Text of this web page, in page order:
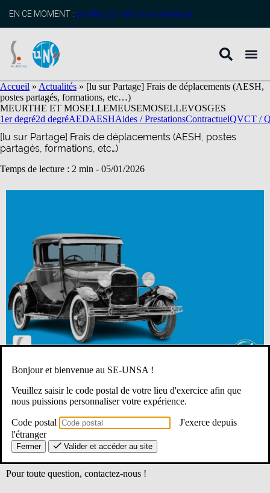
principal
EN CE MOMENT : profitez de l’adhésion anticipée
Accueil » Actualités » [lu sur Partage] Frais de déplacements (AESH,
postes partagés, formations, etc…)
MEURTHE ET MOSELLEMEUSEMOSELLEVOSGES
1er degré2d degréAEDAESHAides / PrestationsContractuelQVCT /
[lu sur Partage] Frais de déplacements (AESH, postes
partagés, formations, etc…)
Temps de lecture : 2 min - 05/01/2026
Vous trouverez ci-dessous une sélection d’articles lus sur Partage
pour vous aider à demander vos frais de déplacements selon votre
situation ( AESH, postes partagés, formations…)
Pour toute question, contactez-nous !
Bonjour et bienvenue au SE-UNSA !
Veuillez saisir le code postal de votre lieu d'exercice afin que
nous puissions personnaliser votre expérience.
Code postal
J'exerce depuis
l'étranger
Fermer Valider et accéder au site